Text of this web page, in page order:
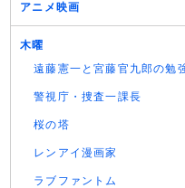
アニメ映画
木曜
遠藤憲一と宮藤官九郎の勉
警視庁・捜査一課長
桜の塔
レンアイ漫画家
ラブファントム